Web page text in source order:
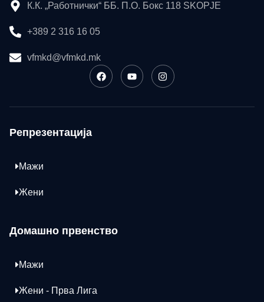
К.К. „Работнички“ ББ. П.О. Бокс 118 SKOPJE
+389 2 316 16 05
vfmkd@vfmkd.mk
Репрезентација
Мажи
Жени
Домашно првенство
Мажи
Жени - Прва Лига